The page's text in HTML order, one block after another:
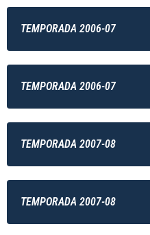
TEMPORADA 2006-07
TEMPORADA 2006-07
TEMPORADA 2007-08
TEMPORADA 2007-08